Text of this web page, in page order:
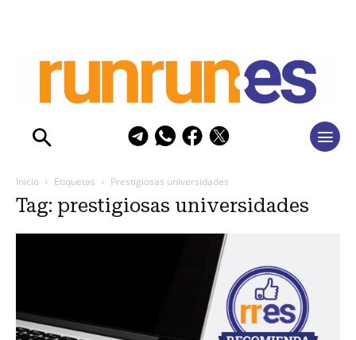
Inicio Etiquetas Prestigiosas universidades
Tag: prestigiosas universidades